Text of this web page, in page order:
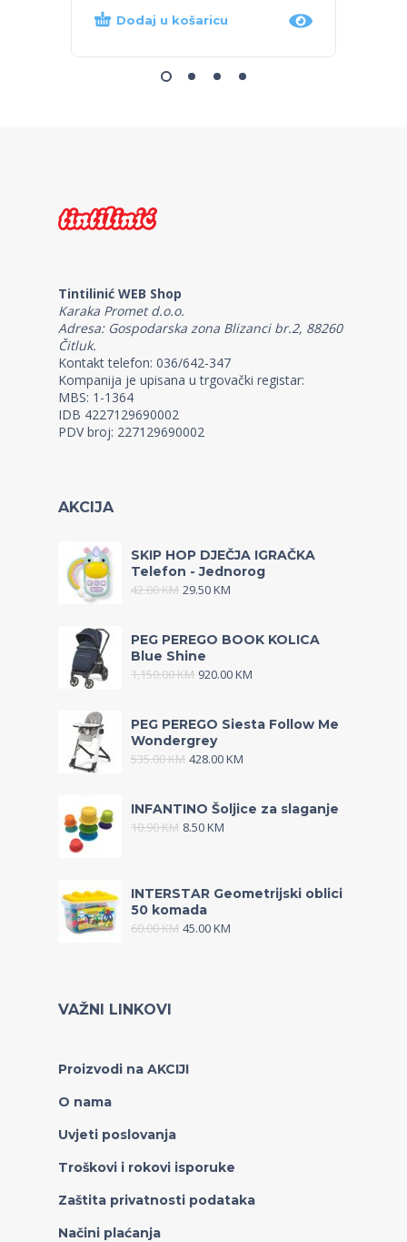
Dodaj u košaricu
Tintilinić WEB Shop
Karaka Promet d.o.o.
Adresa: Gospodarska zona Blizanci br.2, 88260
Čitluk.
Kontakt telefon: 036/642-347
Kompanija je upisana u trgovački registar:
MBS: 1-1364
IDB 4227129690002
PDV broj: 227129690002
AKCIJA
SKIP HOP DJEČJA IGRAČKA
Telefon - Jednorog
42.00KM 29.50KM
PEG PEREGO BOOK KOLICA
Blue Shine
1,150.00KM 920.00KM
PEG PEREGO Siesta Follow Me
Wondergrey
535.00KM 428.00KM
INFANTINO Šoljice za slaganje
10.90KM 8.50KM
INTERSTAR Geometrijski oblici
50 komada
60.00KM 45.00KM
VAŽNI LINKOVI
Proizvodi na AKCIJI
O nama
Uvjeti poslovanja
Troškovi i rokovi isporuke
Zaštita privatnosti podataka
Načini plaćanja